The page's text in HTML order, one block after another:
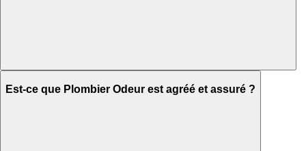
Est-ce que Plombier Odeur est agréé et assuré ?